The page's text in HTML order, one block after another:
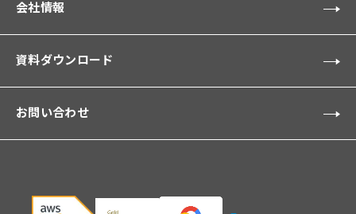
会社情報
資料ダウンロード
お問い合わせ